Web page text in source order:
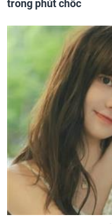
trong phút chốc